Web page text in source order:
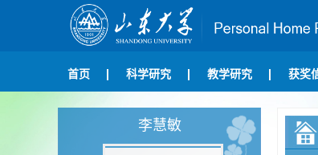
首页 科学研究 教学研究 获奖
李慧敏